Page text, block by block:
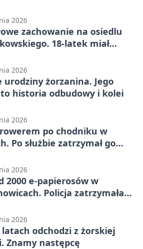
2026
zachowanie na osiedlu
18-latek miał
2026
urodziny żorzanina. Jego
historia odbudowy i kolei
2026
po chodniku w
Po służbie zatrzymał go
2026
2000 e-papierosów w
Policja zatrzymała
2026
latach odchodzi z żorskiej
Znamy następcę